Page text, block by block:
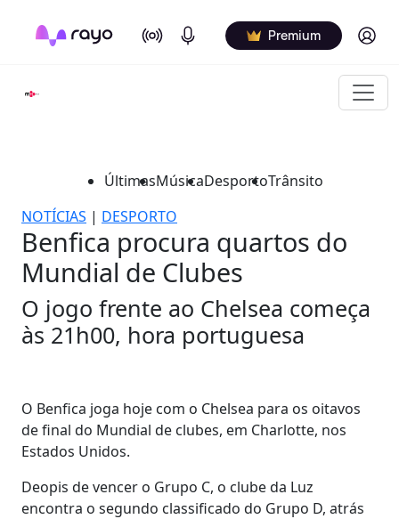
On Air Podcasts Premium Log in
ÚltimasMúsicaDesportoTrânsito
NOTÍCIAS | DESPORTO
Benfica procura quartos do
Mundial de Clubes
O jogo frente ao Chelsea começa
às 21h00, hora portuguesa
O Benfica joga hoje com o Chelsea para os oitavos
de final do Mundial de clubes, em Charlotte, nos
Estados Unidos.
Deopis de vencer o Grupo C, o clube da Luz
encontra o segundo classificado do Grupo D, atrás